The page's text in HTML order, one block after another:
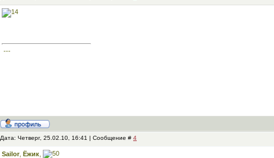
---
Дата: Четверг, 25.02.10, 16:41 | Сообщение # 4
Sailor, Ёжик